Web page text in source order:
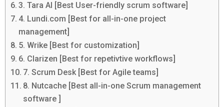
3. Tara AI [Best User-friendly scrum software]
4. Lundi.com [Best for all-in-one project
management]
5. Wrike [Best for customization]
6. Clarizen [Best for repetivtive workflows]
7. Scrum Desk [Best for Agile teams]
8. Nutcache [Best all-in-one Scrum management
software ]